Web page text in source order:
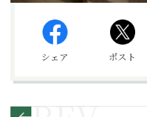
シェア ポスト